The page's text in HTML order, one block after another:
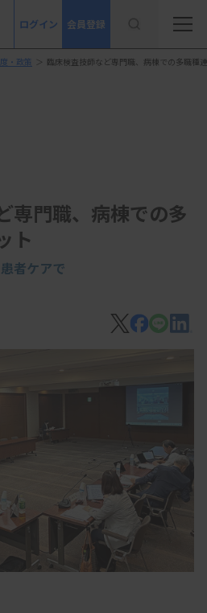
ログイン 会員登録
・政策 ＞ 臨床検査技師など専門職、病棟での多職種
専門職、病棟での多
ト
者ケアで